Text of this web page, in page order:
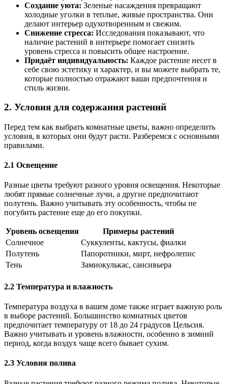
Создание уюта: Зеленые насаждения превращают
холодные уголки в теплые, живые пространства. Они
делают интерьер одухотворенным и свежим.
Снижение стресса: Исследования показывают, что
наличие растений в интерьере помогает снизить
уровень стресса и повысить общее настроение.
Придаёт индивидуальность: Каждое растение несет в
себе свою эстетику и характер, и вы можете выбрать те,
которые полностью отражают ваши предпочтения и
стиль жизни.
2. Условия для содержания растений
Перед тем как выбрать комнатные цветы, важно определить
условия, в которых они будут расти. Разберемся с основными
правилами.
2.1 Освещение
Разные цветы требуют разного уровня освещения. Некоторые
любят прямые солнечные лучи, а другие предпочитают
полутень. Важно учитывать эту особенность, чтобы не
погубить растение еще до его покупки.
Уровень освещения
Примеры растений
Солнечное
Суккуленты, кактусы, фиалки
Полутень
Папоротники, мирт, нефролепис
Тень
Замиокулькас, сансивьера
2.2 Температура и влажность
Температура воздуха в вашем доме также играет важную роль
в выборе растений. Большинство комнатных цветов
предпочитает температуру от 18 до 24 градусов Цельсия.
Важно учитывать и уровень влажности, особенно в зимний
период, когда воздух чаще всего бывает сухим.
2.3 Условия полива